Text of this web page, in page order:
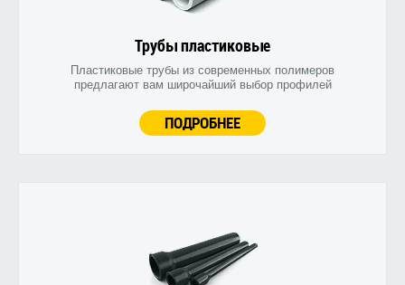
Трубы пластиковые
Пластиковые трубы из современных полимеров
предлагают вам широчайший выбор профилей
ПОДРОБНЕЕ